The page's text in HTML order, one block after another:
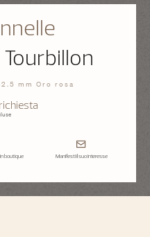
mm Oro rosa
boutique Manifesti il suo interesse